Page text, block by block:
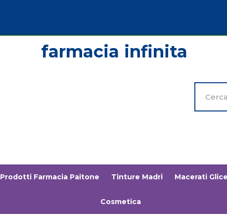
Prodotto
Prodotti Farmacia Paitone Tinture Madri Macerati
Cosmetica